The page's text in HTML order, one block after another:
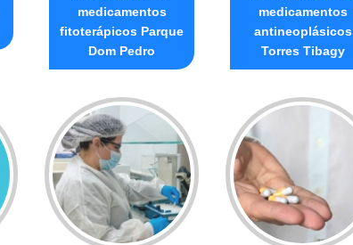
medicamentos
fitoterápicos Parque
Dom Pedro
medicamentos
antineoplásicos
Torres Tibagy